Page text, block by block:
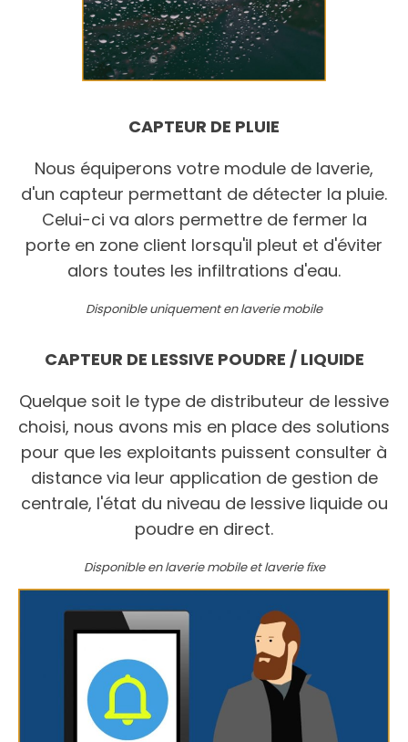
CAPTEUR DE PLUIE
Nous équiperons votre module de laverie,
d'un capteur permettant de détecter la pluie.
Celui-ci va alors permettre de fermer la
porte en zone client lorsqu'il pleut et d'éviter
alors toutes les infiltrations d'eau.
Disponible uniquement en laverie mobile
CAPTEUR DE LESSIVE POUDRE / LIQUIDE
Quelque soit le type de distributeur de lessive
choisi, nous avons mis en place des solutions
pour que les exploitants puissent consulter à
distance via leur application de gestion de
centrale, l'état du niveau de lessive liquide ou
poudre en direct.
Disponible en laverie mobile et laverie fixe